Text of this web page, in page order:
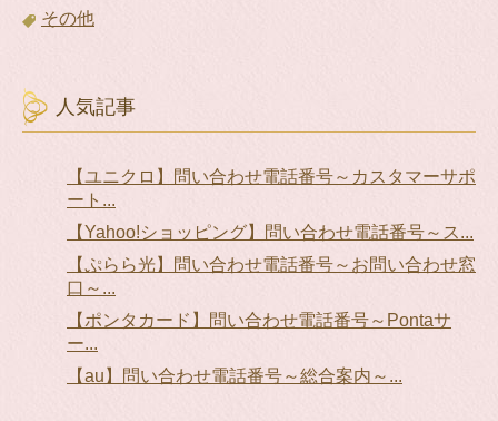
その他
人気記事
【ユニクロ】問い合わせ電話番号～カスタマーサポ
ート...
【Yahoo!ショッピング】問い合わせ電話番号～ス...
【ぷらら光】問い合わせ電話番号～お問い合わせ窓
口～...
【ポンタカード】問い合わせ電話番号～Pontaサ
ー...
【au】問い合わせ電話番号～総合案内～...